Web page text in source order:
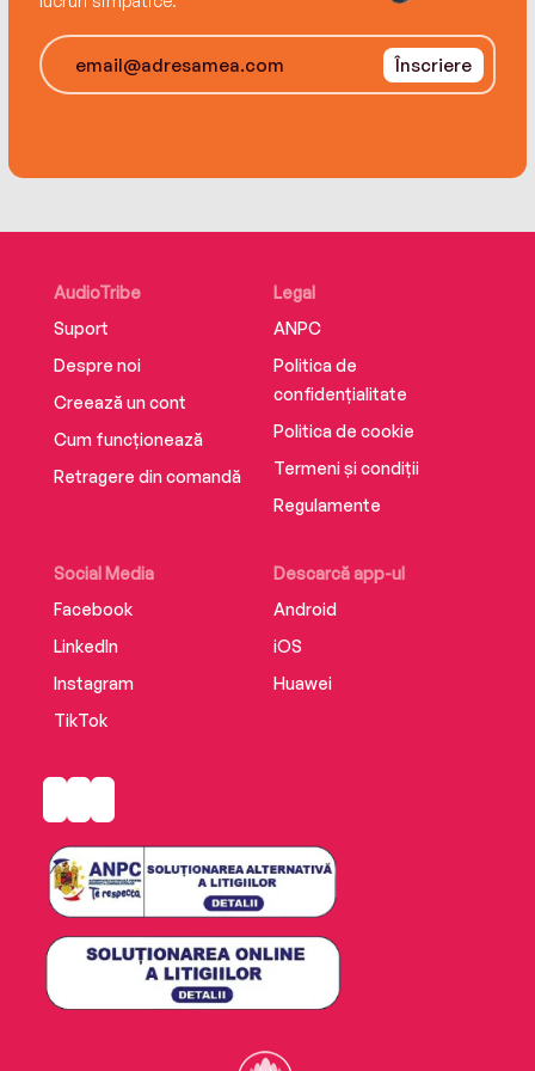
murit, după o lungă suferință, la București, pe 24
decembrie 2008.
Înscriere
AudioTribe
Suport
Despre noi
Creează un cont
Cum funcționează
Retragere din comandă
Social Media
Facebook
LinkedIn
Instagram
TikTok
Descarcă app-ul
Android
iOS
Huawei
Legal
ANPC
Politica de
confidențialitate
Politica de cookie
Termeni și condiții
Regulamente